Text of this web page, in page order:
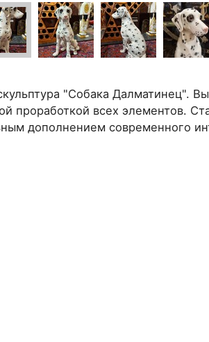
"Собака Далматинец".
проработкой всех элементов.
дополнением современного